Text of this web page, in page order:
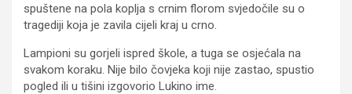
spuštene na pola koplja s crnim florom svjedočile su o
tragediji koja je zavila cijeli kraj u crno.
Lampioni su gorjeli ispred škole, a tuga se osjećala na
svakom koraku. Nije bilo čovjeka koji nije zastao, spustio
pogled ili u tišini izgovorio Lukino ime.